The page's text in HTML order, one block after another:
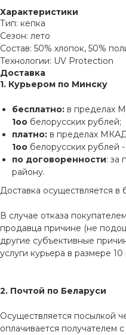
Характеристики
Тип: кепка
Сезон: лето
Состав: 50% хлопок, 50%
Технологии: UV Protection
Доставка
1. Курьером по Минску
бесплатно: в пределах
1оо белорусских рублей;
платно: в пределах
1оо белорусских рублей -
по договоренности: за
району.
Доставка осуществляется в
В случае отказа
продавца причине (не
другие субъективные
услуги курьера в размере 10
2. Почтой по Беларуси
Осуществляется посылкой
оплачивается получателем